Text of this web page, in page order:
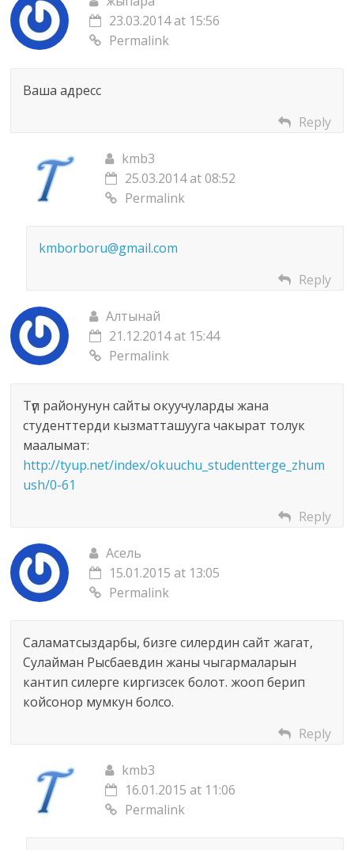
23.03.2014 at 15:56
Permalink
Ваша адресс
Reply
kmb3
25.03.2014 at 08:52
Permalink
kmborboru@gmail.com
Reply
Алтынай
21.12.2014 at 15:44
Permalink
Түп районунун сайты окуучуларды жана
студенттерди кызматташууга чакырат толук
маалымат:
http://tyup.net/index/okuuchu_studentterge_zhum
ush/0-61
Reply
Асель
15.01.2015 at 13:05
Permalink
Саламатсыздарбы, бизге силердин сайт жагат,
Сулайман Рысбаевдин жаны чыгармаларын
кантип силерге киргизсек болот. жооп берип
койсонор мумкун болсо.
Reply
kmb3
16.01.2015 at 11:06
Permalink